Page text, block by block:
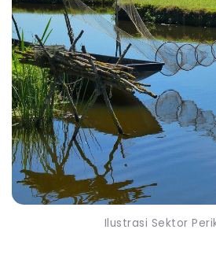
Ilustrasi Sektor